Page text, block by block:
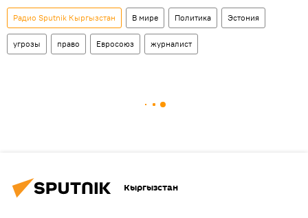
Радио Sputnik Кыргызстан В мире Политика Эстония
угрозы право Евросоюз журналист
Кыргызстан